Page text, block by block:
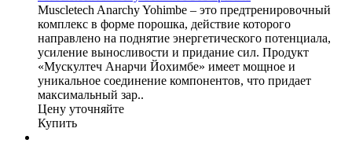
Muscletech Anarchy Yohimbe – это предтренировочный
комплекс в форме порошка, действие которого
направлено на поднятие энергетического потенциала,
усиление выносливости и придание сил. Продукт
«Мускултеч Анарчи Йохимбе» имеет мощное и
уникальное соединение компонентов, что придает
максимальный зар..
Цену уточняйте
Купить